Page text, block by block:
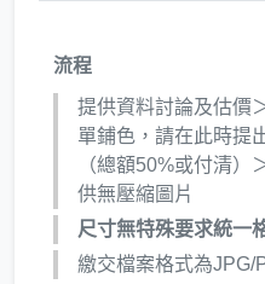
流程
提供資料討論及估價
單鋪色，請在此時提
（總額50%或付清）
供無壓縮圖片
尺寸無特殊要求統一
繳交檔案格式為JPG/